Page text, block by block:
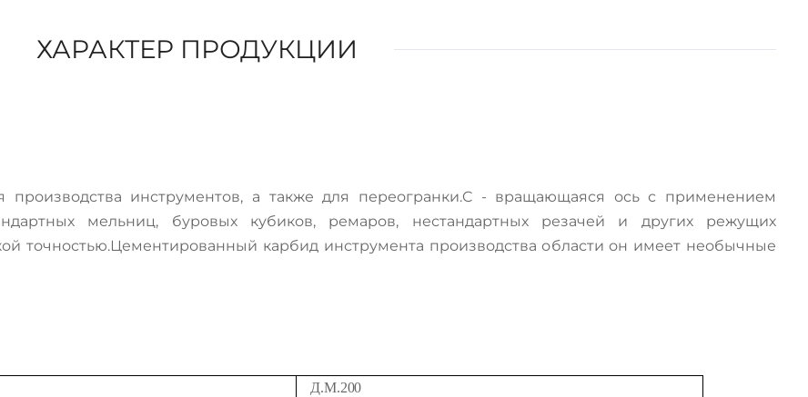
ХАРАКТЕР ПРОДУКЦИИ
производства инструментов, а также для переогранки.C - вращающаяся ось с применением
мельниц, буровых кубиков, ремаров, нестандартных резачей и других режущих
точностью.Цементированный карбид инструмента производства области он имеет необычные
Д.М.200